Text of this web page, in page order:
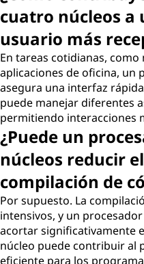
cuatro núcleos a
usuario más
En tareas cotidianas,
aplicaciones de oficina, un
asegura una interfaz
puede manejar diferentes
permitiendo interacciones
¿Puede un
núcleos reducir
compilación de
Por supuesto. La
intensivos, y un
acortar significativamente
núcleo puede contribuir al
eficiente para los